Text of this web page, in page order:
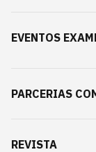
EVENTOS
PARCERIAS
REVISTA